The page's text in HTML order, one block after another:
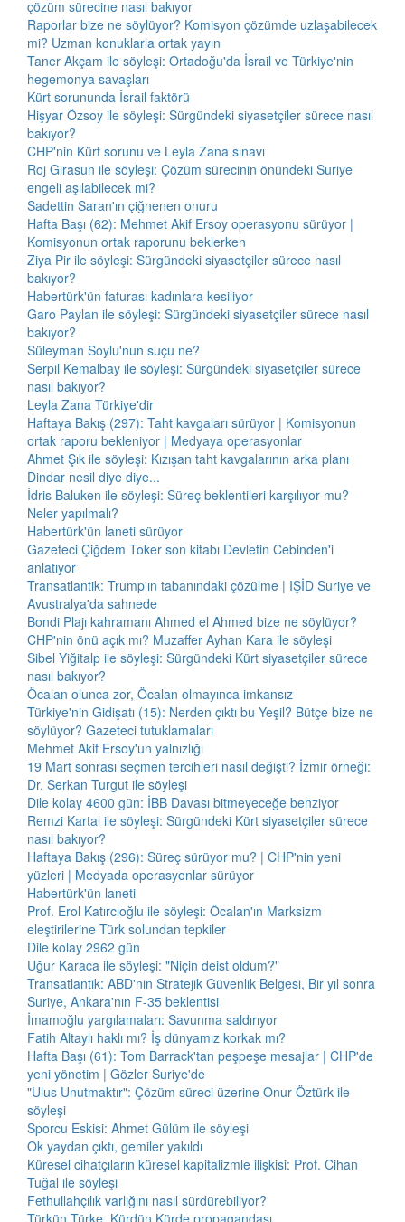
çözüm sürecine nasıl bakıyor
Raporlar bize ne söylüyor? Komisyon çözümde uzlaşabilecek
mi? Uzman konuklarla ortak yayın
Taner Akçam ile söyleşi: Ortadoğu'da İsrail ve Türkiye'nin
hegemonya savaşları
Kürt sorununda İsrail faktörü
Hişyar Özsoy ile söyleşi: Sürgündeki siyasetçiler sürece nasıl
bakıyor?
CHP'nin Kürt sorunu ve Leyla Zana sınavı
Roj Girasun ile söyleşi: Çözüm sürecinin önündeki Suriye
engeli aşılabilecek mi?
Sadettin Saran'ın çiğnenen onuru
Hafta Başı (62): Mehmet Akif Ersoy operasyonu sürüyor |
Komisyonun ortak raporunu beklerken
Ziya Pir ile söyleşi: Sürgündeki siyasetçiler sürece nasıl
bakıyor?
Habertürk'ün faturası kadınlara kesiliyor
Garo Paylan ile söyleşi: Sürgündeki siyasetçiler sürece nasıl
bakıyor?
Süleyman Soylu'nun suçu ne?
Serpil Kemalbay ile söyleşi: Sürgündeki siyasetçiler sürece
nasıl bakıyor?
Leyla Zana Türkiye'dir
Haftaya Bakış (297): Taht kavgaları sürüyor | Komisyonun
ortak raporu bekleniyor | Medyaya operasyonlar
Ahmet Şık ile söyleşi: Kızışan taht kavgalarının arka planı
Dindar nesil diye diye...
İdris Baluken ile söyleşi: Süreç beklentileri karşılıyor mu?
Neler yapılmalı?
Habertürk'ün laneti sürüyor
Gazeteci Çiğdem Toker son kitabı Devletin Cebinden'i
anlatıyor
Transatlantik: Trump'ın tabanındaki çözülme | IŞİD Suriye ve
Avustralya'da sahnede
Bondi Plajı kahramanı Ahmed el Ahmed bize ne söylüyor?
CHP'nin önü açık mı? Muzaffer Ayhan Kara ile söyleşi
Sibel Yiğitalp ile söyleşi: Sürgündeki Kürt siyasetçiler sürece
nasıl bakıyor?
Öcalan olunca zor, Öcalan olmayınca imkansız
Türkiye'nin Gidişatı (15): Nerden çıktı bu Yeşil? Bütçe bize ne
söylüyor? Gazeteci tutuklamaları
Mehmet Akif Ersoy'un yalnızlığı
19 Mart sonrası seçmen tercihleri nasıl değişti? İzmir örneği:
Dr. Serkan Turgut ile söyleşi
Dile kolay 4600 gün: İBB Davası bitmeyeceğe benziyor
Remzi Kartal ile söyleşi: Sürgündeki Kürt siyasetçiler sürece
nasıl bakıyor?
Haftaya Bakış (296): Süreç sürüyor mu? | CHP'nin yeni
yüzleri | Medyada operasyonlar sürüyor
Habertürk'ün laneti
Prof. Erol Katırcıoğlu ile söyleşi: Öcalan'ın Marksizm
eleştirilerine Türk solundan tepkiler
Dile kolay 2962 gün
Uğur Karaca ile söyleşi: "Niçin deist oldum?"
Transatlantik: ABD'nin Stratejik Güvenlik Belgesi, Bir yıl sonra
Suriye, Ankara'nın F-35 beklentisi
İmamoğlu yargılamaları: Savunma saldırıyor
Fatih Altaylı haklı mı? İş dünyamız korkak mı?
Hafta Başı (61): Tom Barrack'tan peşpeşe mesajlar | CHP'de
yeni yönetim | Gözler Suriye'de
"Ulus Unutmaktır": Çözüm süreci üzerine Onur Öztürk ile
söyleşi
Sporcu Eskisi: Ahmet Gülüm ile söyleşi
Ok yaydan çıktı, gemiler yakıldı
Küresel cihatçıların küresel kapitalizmle ilişkisi: Prof. Cihan
Tuğal ile söyleşi
Fethullahçılık varlığını nasıl sürdürebiliyor?
Türkün Türke, Kürdün Kürde propagandası